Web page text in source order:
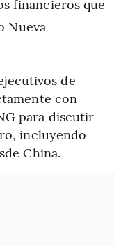
financieros que
Nueva
de
con
para discutir
incluyendo
China.